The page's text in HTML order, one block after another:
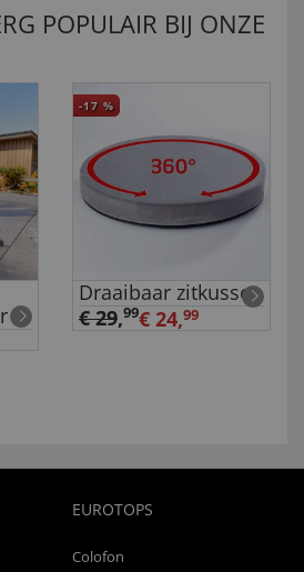
POPULAIR BIJ ONZE
-17 %
Draaibaar zitkussen
€ 29,99€ 24,99
EUROTOPS
Colofon